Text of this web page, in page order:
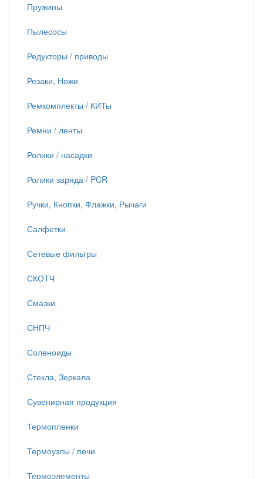
Пружины
Пылесосы
Редукторы / приводы
Резаки, Ножи
Ремкомплекты / КИТы
Ремни / ленты
Ролики / насадки
Ролики заряда / PCR
Ручки, Кнопки, Флажки, Рычаги
Салфетки
Сетевые фильтры
СКОТЧ
Смазки
СНПЧ
Соленоиды
Стекла, Зеркала
Сувенирная продукция
Термопленки
Термоузлы / печи
Термоэлементы